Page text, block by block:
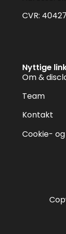
CVR:
Nyttige
Om &
Team
Kontakt
Cookie-